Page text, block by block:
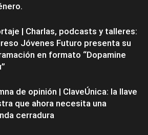
| Charlas, podcasts y talleres:
Jóvenes Futuro presenta su
en formato “Dopamine
de opinión | ClaveÚnica: la llave
que ahora necesita una
cerradura